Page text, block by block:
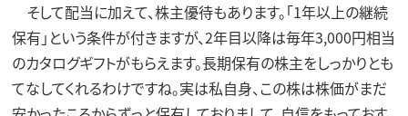
そして配当に加えて、株主優待もあります。「1年以上の継続
保有」という条件が付きますが、2年目以降は毎年3,000円相当
のカタログギフトがもらえます。長期保有の株主をしっかりとも
てなしてくれるわけですね。実は私自身、この株は株価がまだ